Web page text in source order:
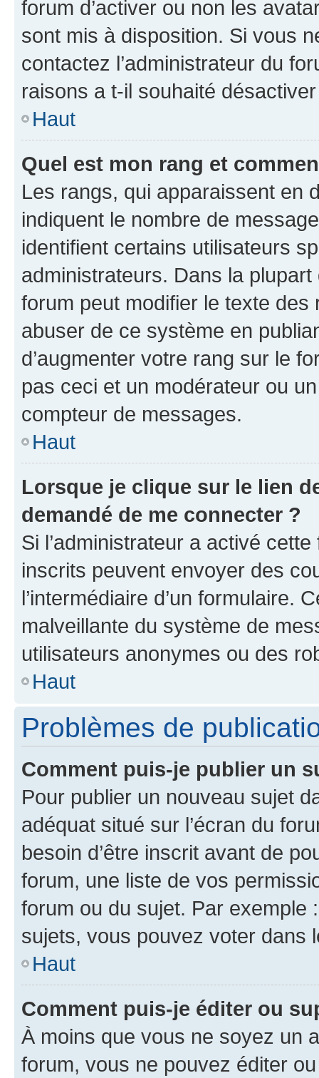
forum d’activer ou non les
sont mis à disposition. Si vous
contactez l’administrateur du
raisons a t-il souhaité
Haut
Quel est mon rang et
Les rangs, qui apparaissent en
indiquent le nombre de
identifient certains utilisateurs
administrateurs. Dans la
forum peut modifier le texte
abuser de ce système en
d’augmenter votre rang sur le
pas ceci et un modérateur ou
compteur de messages.
Haut
Lorsque je clique sur le lien
demandé de me connecter ?
Si l’administrateur a activé
inscrits peuvent envoyer des
l’intermédiaire d’un formulaire.
malveillante du système de
utilisateurs anonymes ou des
Haut
Problèmes de
Comment puis-je publier un
Pour publier un nouveau sujet
adéquat situé sur l’écran du
besoin d’être inscrit avant de
forum, une liste de vos
forum ou du sujet. Par exemple
sujets, vous pouvez voter dans
Haut
Comment puis-je éditer ou
À moins que vous ne soyez un
forum, vous ne pouvez éditer